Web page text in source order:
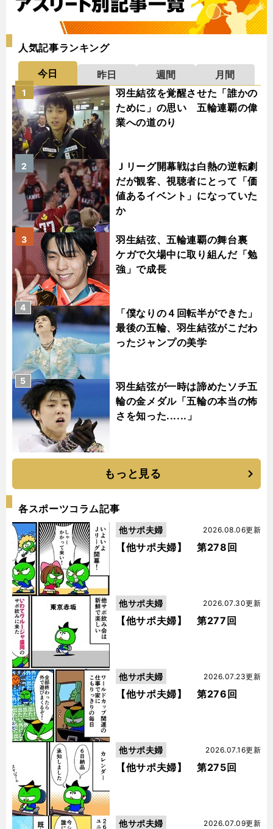
人気記事ランキング
今日 昨日 週間
月間
羽生結弦を覚醒させた「誰かの
ために」の思い 五輪連覇の偉
業への道のり
1
Ｊリーグ開幕戦は白熱の逆転劇
だが観客、視聴者にとって「価
値あるイベント」になっていた
か
2
羽生結弦、五輪連覇の舞台裏
ケガで欠場中に取り組んだ「勉
強」で成長
3
「僕なりの４回転半ができた」
最後の五輪、羽生結弦がこだわ
ったジャンプの美学
4
羽生結弦が一時は諦めたソチ五
輪の金メダル「五輪の本当の怖
さを知った......」
5
もっと見る
各スポーツコラム記事
【他サポ夫婦】 第278回
2026.08.06更新
他サポ夫婦
【他サポ夫婦】 第277回
2026.07.30更新
他サポ夫婦
【他サポ夫婦】 第276回
2026.07.23更新
他サポ夫婦
【他サポ夫婦】 第275回
2026.07.16更新
他サポ夫婦
2026.07.09更新
他サポ夫婦